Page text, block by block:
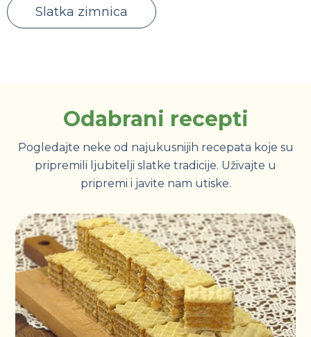
Slatka zimnica
Odabrani recepti
Pogledajte neke od najukusnijih recepata koje su
pripremili ljubitelji slatke tradicije. Uživajte u
pripremi i javite nam utiske.